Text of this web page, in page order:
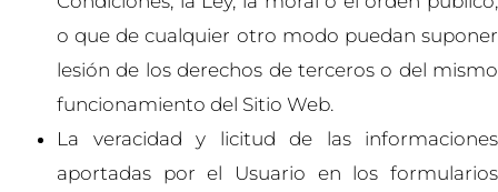
o que de cualquier otro modo puedan suponer
lesión de los derechos de terceros o del mismo
funcionamiento del Sitio Web.
La veracidad y licitud de las informaciones
aportadas por el Usuario en los formularios